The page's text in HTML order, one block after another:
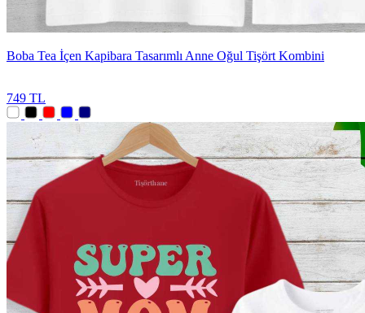
Boba Tea İçen Kapibara Tasarımlı Anne Oğul Tişört Kombini
749 TL